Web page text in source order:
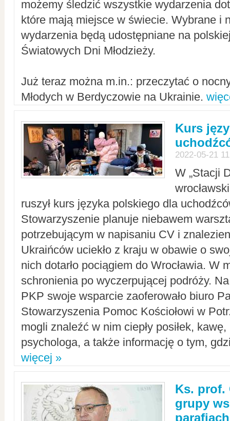
możemy śledzić wszystkie wydarzenia
które mają miejsce w świecie. Wybrane i
wydarzenia będą udostępniane na
Światowych Dni Młodzieży.
Już teraz można m.in.: przeczytać o
Młodych w Berdyczowie na Ukrainie.
Kurs
2022-05-21
W „Stacji
ruszył kurs języka polskiego dla
Stowarzyszenie planuje niebawem
potrzebującym w napisaniu CV i
Ukraińców uciekło z kraju w obawie o
nich dotarło pociągiem do Wrocławia. W
schronienia po wyczerpującej podróży.
PKP swoje wsparcie zaoferowało biuro
Stowarzyszenia Pomoc Kościołowi w
mogli znaleźć w nim ciepły posiłek,
psychologa, a także informację o tym,
więcej »
Ks. prof.
grupy
parafiach